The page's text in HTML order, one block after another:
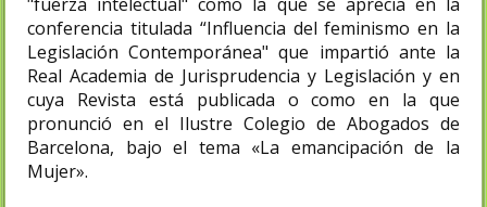
conferencia titulada “Influencia del feminismo en la
Legislación Contemporánea" que impartió ante la
Real Academia de Jurisprudencia y Legislación y en
cuya Revista está publicada​ o como en la que
pronunció en el Ilustre Colegio de Abogados de
Barcelona, bajo el tema «La emancipación de la
Mujer».